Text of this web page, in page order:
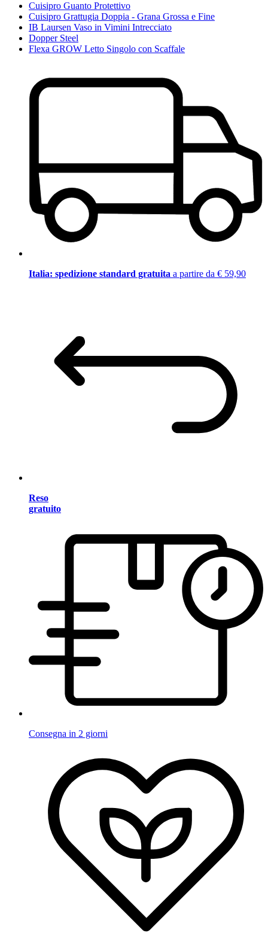
Cuisipro Guanto Protettivo
Cuisipro Grattugia Doppia - Grana Grossa e Fine
IB Laursen Vaso in Vimini Intrecciato
Dopper Steel
Flexa GROW Letto Singolo con Scaffale
Italia: spedizione standard gratuita a partire da € 59,90
Reso
gratuito
Consegna in 2 giorni